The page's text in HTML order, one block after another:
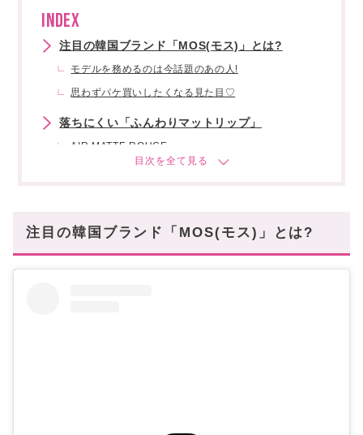
INDEX
注目の韓国ブランド「MOS(モス)」とは?
モデルを務めるのは今話題のあの人!
思わずパケ買いしたくなる見た目♡
落ちにくい「ふんわりマットリップ」
AIR MATTE ROUGE
MOSでタイムレスな美しさをゲットしよう
注目の韓国ブランド「MOS(モス)」とは?